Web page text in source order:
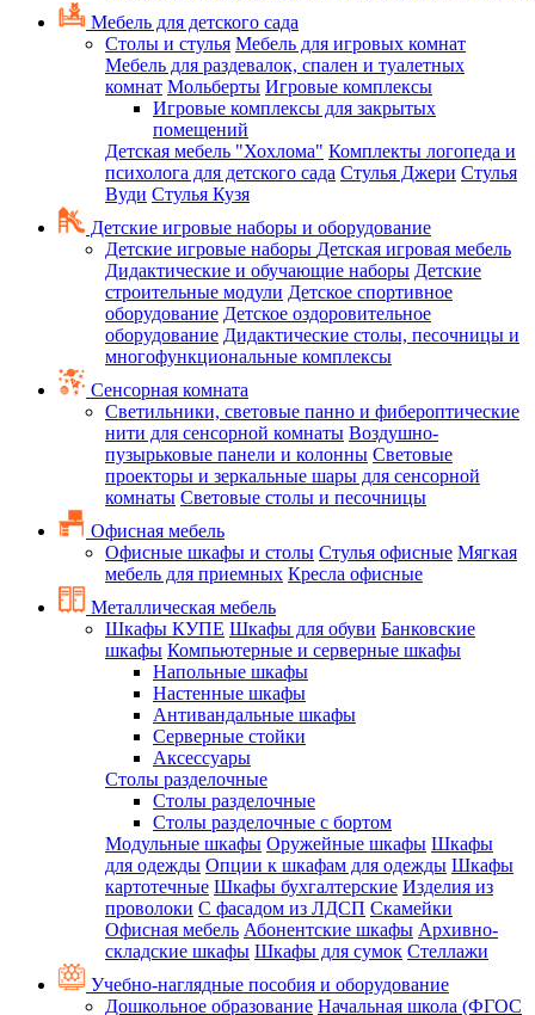
Мебель для детского сада
Столы и стулья Мебель для игровых комнат
Мебель для раздевалок, спален и туалетных
комнат Мольберты Игровые комплексы
Игровые комплексы для закрытых
помещений
Детская мебель "Хохлома" Комплекты логопеда и
психолога для детского сада Стулья Джери Стулья
Вуди Стулья Кузя
Детские игровые наборы и оборудование
Детские игровые наборы Детская игровая мебель
Дидактические и обучающие наборы Детские
строительные модули Детское спортивное
оборудование Детское оздоровительное
оборудование Дидактические столы, песочницы и
многофункциональные комплексы
Сенсорная комната
Светильники, световые панно и фибероптические
нити для сенсорной комнаты Воздушно-
пузырьковые панели и колонны Световые
проекторы и зеркальные шары для сенсорной
комнаты Световые столы и песочницы
Офисная мебель
Офисные шкафы и столы Стулья офисные Мягкая
мебель для приемных Кресла офисные
Металлическая мебель
Шкафы КУПЕ Шкафы для обуви Банковские
шкафы Компьютерные и серверные шкафы
Напольные шкафы
Настенные шкафы
Антивандальные шкафы
Серверные стойки
Аксессуары
Столы разделочные
Столы разделочные
Столы разделочные с бортом
Модульные шкафы Оружейные шкафы Шкафы
для одежды Опции к шкафам для одежды Шкафы
картотечные Шкафы бухгалтерские Изделия из
проволоки С фасадом из ЛДСП Скамейки
Офисная мебель Абонентские шкафы Архивно-
складские шкафы Шкафы для сумок Стеллажи
Учебно-наглядные пособия и оборудование
Дошкольное образование Начальная школа (ФГОС